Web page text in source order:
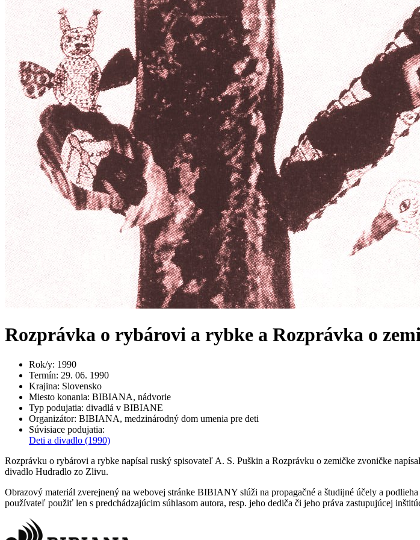
Rozprávka o rybárovi a rybke a Rozprávka o
Rok/y: 1990
Termín: 29. 06. 1990
Krajina: Slovensko
Miesto konania: BIBIANA, nádvorie
Typ podujatia: divadlá v BIBIANE
Organizátor: BIBIANA, medzinárodný dom umenia pre deti
Súvisiace podujatia:
Deti a divadlo (1990)
Rozprávku o rybárovi a rybke napísal ruský spisovateľ A. S. Puškin a Rozprávku o zemičke zvoničke
divadlo Hudradlo zo Zlivu.
Obrazový materiál zverejnený na webovej stránke BIBIANY slúži na propagačné a študijné účely a
používateľ použiť len s predchádzajúcim súhlasom autora, resp. jeho dediča či jeho práva zastupujúcej